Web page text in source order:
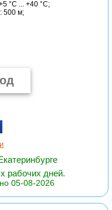
°C ... +40 °C;
500 м;
рабочих дней.
05-08-2026